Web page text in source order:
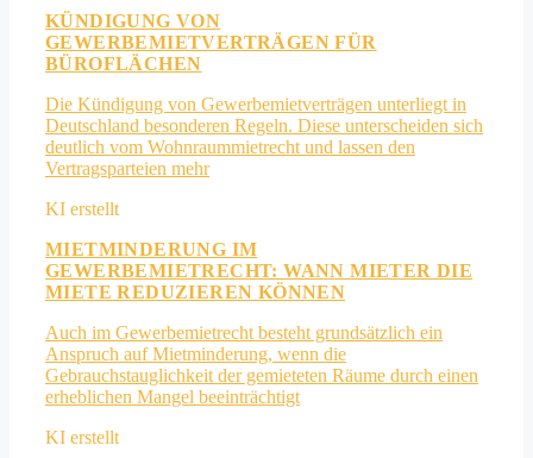
KÜNDIGUNG VON
GEWERBEMIETVERTRÄGEN FÜR
BÜROFLÄCHEN
Die Kündigung von Gewerbemietverträgen unterliegt in
Deutschland besonderen Regeln. Diese unterscheiden sich
deutlich vom Wohnraummietrecht und lassen den
Vertragsparteien mehr
MIETMINDERUNG IM
GEWERBEMIETRECHT: WANN MIETER DIE
MIETE REDUZIEREN KÖNNEN
Auch im Gewerbemietrecht besteht grundsätzlich ein
Anspruch auf Mietminderung, wenn die
Gebrauchstauglichkeit der gemieteten Räume durch einen
erheblichen Mangel beeinträchtigt